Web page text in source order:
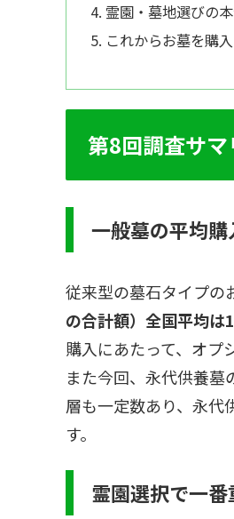
霊園・墓地選びの
これからお墓を購
第8回調査サマ
一般墓の平均
従来型の墓石タイプの
の合計額）全国平均は
購入にあたって、オプ
また今回、永代供養
層も一定数あり、永代
す。
霊園選択で一番